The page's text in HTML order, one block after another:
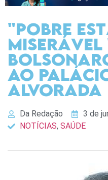
"Pobre
miserável
ao
Alvorada
Da Redação
3 de
NOTÍCIAS, SAÚDE